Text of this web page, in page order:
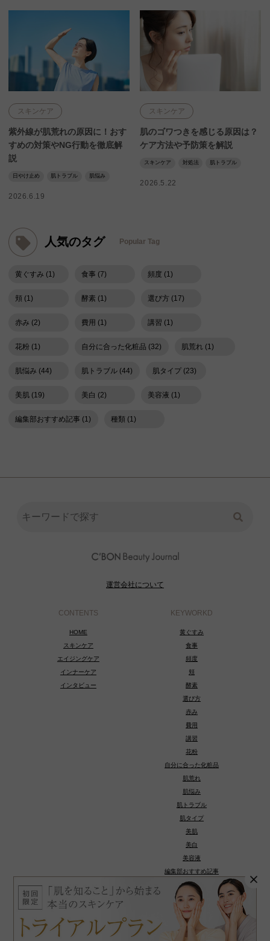
スキンケア
紫外線が肌荒れの原因に！おす
すめの対策やNG行動を徹底解
説
日やけ止め 肌トラブル 肌悩み
2026.6.19
スキンケア
肌のゴワつきを感じる原因は？
ケア方法や予防策を解説
スキンケア 対処法 肌トラブル
2026.5.22
人気のタグ Popular Tag
黄ぐすみ (1) 食事 (7) 頻度 (1)
頬 (1) 酵素 (1) 選び方 (17)
赤み (2) 費用 (1) 講習 (1)
花粉 (1) 自分に合った化粧品 (32) 肌荒れ (1)
肌悩み (44) 肌トラブル (44) 肌タイプ (23)
美肌 (19) 美白 (2) 美容液 (1)
編集部おすすめ記事 (1) 種類 (1)
運営会社について
CONTENTS
HOME
スキンケア
エイジングケア
インナーケア
インタビュー
KEYWORKD
黄ぐすみ
食事
頻度
頬
酵素
選び方
赤み
費用
講習
花粉
自分に合った化粧品
肌荒れ
肌悩み
肌トラブル
肌タイプ
美肌
美白
美容液
編集部おすすめ記事
種類